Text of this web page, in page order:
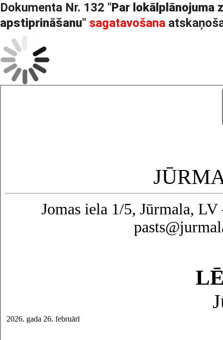
Dokumenta Nr. 132 "Par lokālplānojuma
apstiprināšanu" sagatavošana